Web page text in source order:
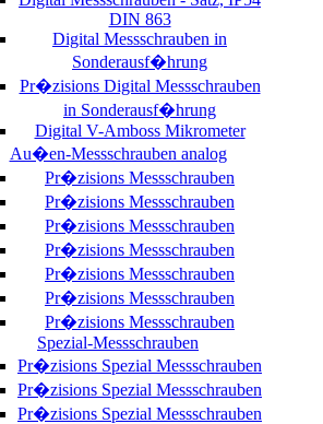
DIN 863
Digital Messschrauben in
Sonderausf�hrung
Pr�zisions Digital Messschrauben
in Sonderausf�hrung
Digital V-Amboss Mikrometer
Au�en-Messschrauben analog
Pr�zisions Messschrauben
Pr�zisions Messschrauben
Pr�zisions Messschrauben
Pr�zisions Messschrauben
Pr�zisions Messschrauben
Pr�zisions Messschrauben
Pr�zisions Messschrauben
Spezial-Messschrauben
Pr�zisions Spezial Messschrauben
Pr�zisions Spezial Messschrauben
Pr�zisions Spezial Messschrauben